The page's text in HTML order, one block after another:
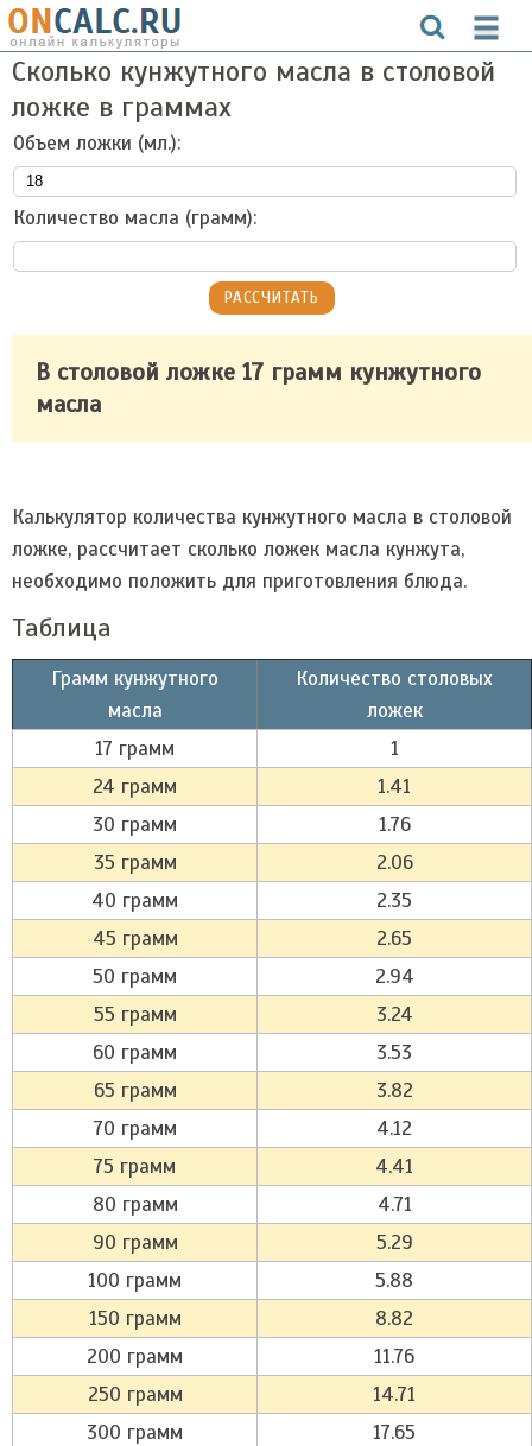
Сколько кунжутного масла в столовой
ложке в граммах
Объем ложки (мл.):
Количество масла (грамм):
В столовой ложке 17 грамм кунжутного
масла
Калькулятор количества кунжутного масла в столовой
ложке, рассчитает сколько ложек масла кунжута,
необходимо положить для приготовления блюда.
Таблица
Грамм кунжутного
масла
Количество столовых
ложек
17 грамм
1
24 грамм
1.41
30 грамм
1.76
35 грамм
2.06
40 грамм
2.35
45 грамм
2.65
50 грамм
2.94
55 грамм
3.24
60 грамм
3.53
65 грамм
3.82
70 грамм
4.12
75 грамм
4.41
80 грамм
4.71
90 грамм
5.29
100 грамм
5.88
150 грамм
8.82
200 грамм
11.76
250 грамм
14.71
300 грамм
17.65